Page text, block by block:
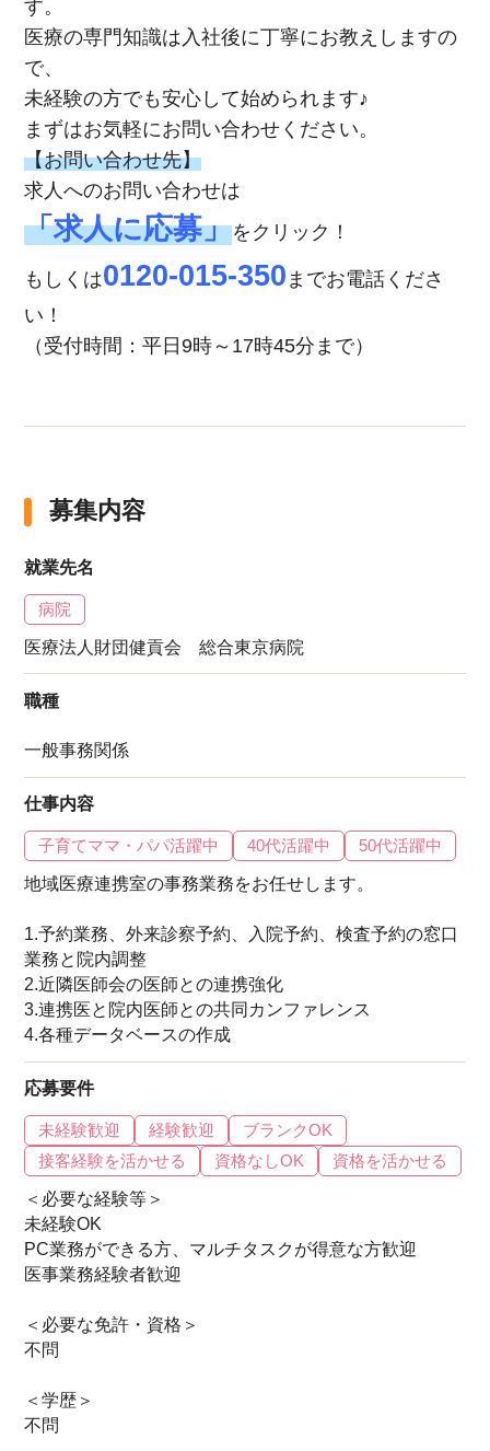
す。
医療の専門知識は入社後に丁寧にお教えしますの
で、
未経験の方でも安心して始められます♪
まずはお気軽にお問い合わせください。
【お問い合わせ先】
求人へのお問い合わせは
「求人に応募」をクリック！
もしくは0120-015-350 までお電話くださ
い！
（受付時間：平日9時～17時45分まで）
募集内容
就業先名
病院
医療法人財団健貢会 総合東京病院
職種
一般事務関係
仕事内容
子育てママ・パパ活躍中 40代活躍中 50代活躍中
地域医療連携室の事務業務をお任せします。
1.予約業務、外来診察予約、入院予約、検査予約の窓口
業務と院内調整
2.近隣医師会の医師との連携強化
3.連携医と院内医師との共同カンファレンス
4.各種データベースの作成
応募要件
未経験歓迎 経験歓迎
ブランクOK
接客経験を活かせる
資格なしOK 資格を活かせる
＜必要な経験等＞
未経験OK
PC業務ができる方、マルチタスクが得意な方歓迎
医事業務経験者歓迎
＜必要な免許・資格＞
不問
＜学歴＞
不問